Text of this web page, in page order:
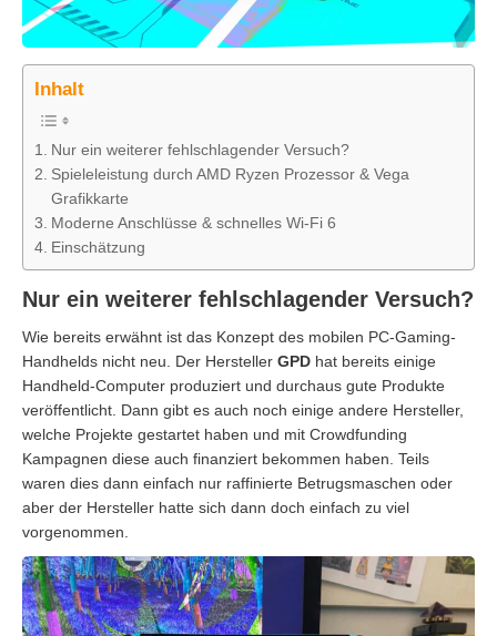
Inhalt
Nur ein weiterer fehlschlagender Versuch?
Spieleleistung durch AMD Ryzen Prozessor & Vega
Grafikkarte
Moderne Anschlüsse & schnelles Wi-Fi 6
Einschätzung
Nur ein weiterer fehlschlagender Versuch?
Wie bereits erwähnt ist das Konzept des mobilen PC-Gaming-
Handhelds nicht neu. Der Hersteller GPD hat bereits einige
Handheld-Computer produziert und durchaus gute Produkte
veröffentlicht. Dann gibt es auch noch einige andere Hersteller,
welche Projekte gestartet haben und mit Crowdfunding
Kampagnen diese auch finanziert bekommen haben. Teils
waren dies dann einfach nur raffinierte Betrugsmaschen oder
aber der Hersteller hatte sich dann doch einfach zu viel
vorgenommen.